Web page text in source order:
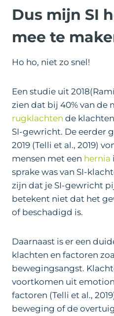
Dus mijn SI
mee te
Ho ho, niet zo snel!
Een studie uit
zien dat bij 40% van de
rugklachten de
SI-gewricht. De eerder
2019 (Telli et al., 2019)
mensen met een hernia
sprake was van SI-
zijn dat je SI-gewricht
betekent niet dat het
of beschadigd is.
Daarnaast is er een
klachten en factoren
bewegingsangst.
voortkomen uit
factoren (Telli et al.,
beweging of de